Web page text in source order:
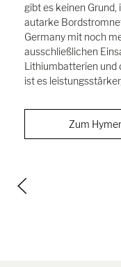
gibt es keinen Grund,
autarke
Germany mit noch
ausschließlichen
Lithiumbatterien und
ist es
Zum